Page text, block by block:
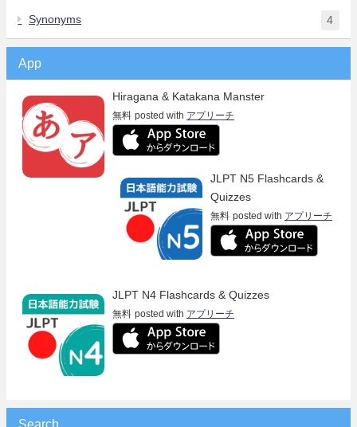
Synonyms 4
App
Hiragana & Katakana Manster
無料 posted with アプリーチ
JLPT N5 Flashcards &
Quizzes
無料 posted with アプリーチ
JLPT N4 Flashcards & Quizzes
無料 posted with アプリーチ
Search